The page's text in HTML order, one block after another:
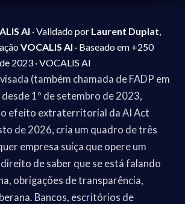
AI · Validado por Laurent Duplat,
VOCALIS AI · Baseado em +250
2023 · VOCALIS AI
(também chamada de FADP em
1º de setembro de 2023,
o efeito extraterritorial da AI Act
de 2026, cria um quadro de três
empresa suíça que opere um
de saber que se está falando
obrigações de transparência,
Bancos, escritórios de